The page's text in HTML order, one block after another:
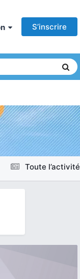
S’inscrire
Toute l’activité